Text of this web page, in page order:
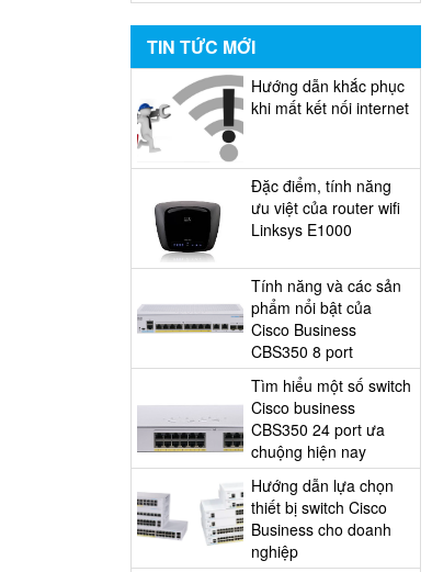
TIN TỨC MỚI
​Hướng dẫn khắc phục
khi mất kết nối internet
​Đặc điểm, tính năng
ưu việt của router wifi
Linksys E1000
Tính năng và các sản
phẩm nổi bật của
Cisco Business
CBS350 8 port
Tìm hiểu một số switch
Cisco business
CBS350 24 port ưa
chuộng hiện nay
Hướng dẫn lựa chọn
thiết bị switch Cisco
Business cho doanh
nghiệp